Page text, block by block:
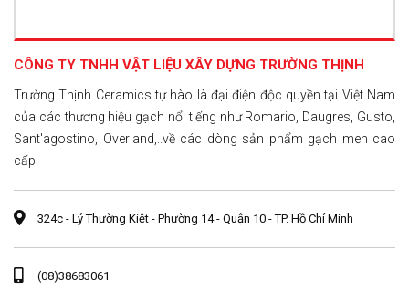
CÔNG TY TNHH VẬT LIỆU XÂY DỰNG TRƯỜNG THỊNH
Trường Thịnh Ceramics tự hào là đại điện độc quyền tại Việt Nam
của các thương hiệu gạch nổi tiếng như Romario, Daugres, Gusto,
Sant'agostino, Overland,..về các dòng sản phẩm gạch men cao
cấp.
324c - Lý Thường Kiệt - Phường 14 - Quận 10 - TP. Hồ Chí Minh
(08)38683061